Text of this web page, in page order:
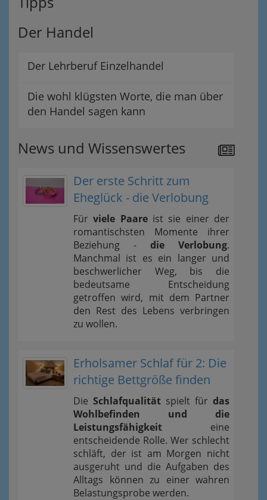
Der Handel
Der Lehrberuf Einzelhandel
Die wohl klügsten Worte, die man über
den Handel sagen kann
News und Wissenswertes
Der erste Schritt zum
Eheglück - die Verlobung
Fürviele Paareist sie einer der
romantischsten Momente ihrer
Beziehung - die Verlobung.
Manchmal ist es ein langer und
beschwerlicher Weg, bis die
bedeutsame Entscheidung
getroffen wird, mit dem Partner
den Rest des Lebens verbringen
zu wollen.
Erholsamer Schlaf für 2: Die
richtige Bettgröße finden
Die Schlafqualität spielt für das
Wohlbefinden und die
Leistungsfähigkeit eine
entscheidende Rolle. Wer schlecht
schläft, der ist am Morgen nicht
ausgeruht und die Aufgaben des
Alltags können zu einer wahren
Belastungsprobe werden.